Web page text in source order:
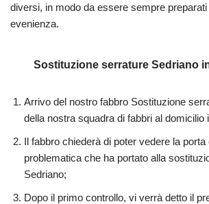
diversi, in modo da essere sempre
evenienza.
Sostituzione serrature Sedriano
Arrivo del nostro fabbro Sostituzione
della nostra squadra di fabbri al domicilio
Il fabbro chiederà di poter vedere la porta
problematica che ha portato alla
Sedriano;
Dopo il primo controllo, vi verrà detto il